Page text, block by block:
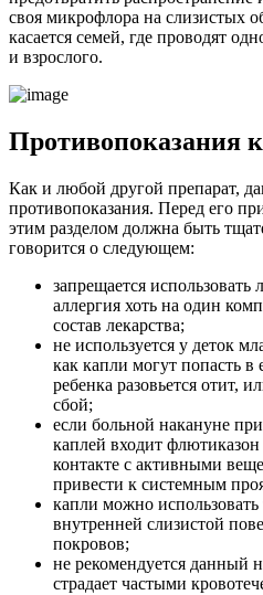
своя микрофлора на слизистых
касается семей, где проводят
и взрослого.
Противопоказания
Как и любой другой препарат,
противопоказания. Перед его
этим разделом должна быть
говорится о следующем:
запрещается использовать
аллергия хоть на один
состав лекарства;
не используется у деток
как капли могут попасть в
ребенка разовьется отит,
сбой;
если больной накануне
каплей входит
контакте с активными
привести к системным
капли можно использовать
внутренней слизистой
покровов;
не рекомендуется данный
страдает частыми